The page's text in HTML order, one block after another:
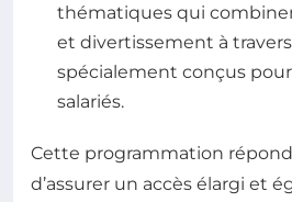
thématiques qui
et divertissement à
spécialement conçus
salariés.
Cette programmation
d’assurer un accès élargi et